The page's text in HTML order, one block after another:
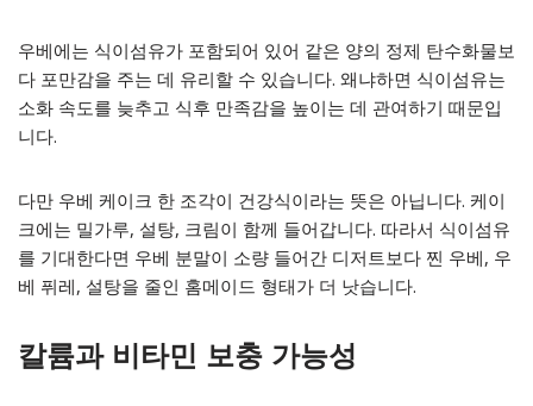
우베에는 식이섬유가 포함되어 있어 같은 양의 정제 탄수화물보
다 포만감을 주는 데 유리할 수 있습니다. 왜냐하면 식이섬유는
소화 속도를 늦추고 식후 만족감을 높이는 데 관여하기 때문입
니다.
다만 우베 케이크 한 조각이 건강식이라는 뜻은 아닙니다. 케이
크에는 밀가루, 설탕, 크림이 함께 들어갑니다. 따라서 식이섬유
를 기대한다면 우베 분말이 소량 들어간 디저트보다 찐 우베, 우
베 퓌레, 설탕을 줄인 홈메이드 형태가 더 낫습니다.
칼륨과 비타민 보충 가능성